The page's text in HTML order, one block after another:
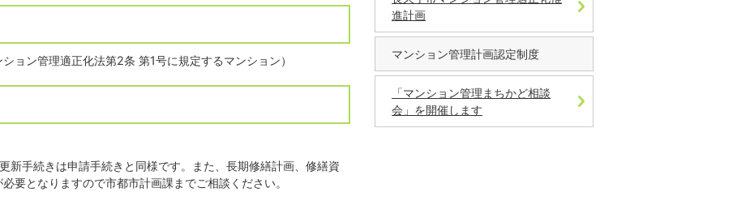
ョン管理適正化法第2条 第1号に規定するマンション）
新手続きは申請手続きと同様です。また、長期修繕計画、修繕資
要となりますので市都市計画課までご相談ください。
進計画
マンション管理計画認定制度
「マンション管理まちかど相談
会」を開催します